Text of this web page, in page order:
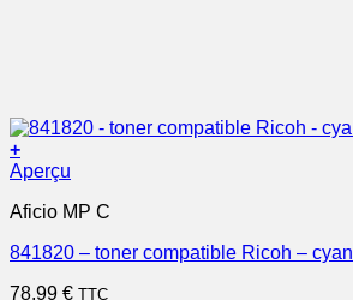
+
Aperçu
Aficio MP C
841820 – toner compatible Ricoh – cyan
78,99 € TTC